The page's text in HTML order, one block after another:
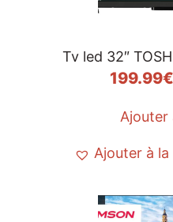
Tv led 32″
199.99€
Ajouter
Ajouter à